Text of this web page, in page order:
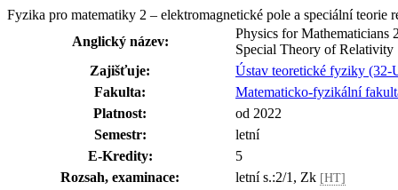
Fyzika pro matematiky 2 – elektromagnetické pole a speciální
Anglický název:
Physics for Mathematicians
Special Theory of Relativity
Zajišťuje:
Ústav teoretické fyziky (32-
Fakulta:
Matematicko-fyzikální
Platnost:
od 2022
Semestr:
letní
E-Kredity:
5
Rozsah, examinace:
letní s.:2/1, Zk [HT]